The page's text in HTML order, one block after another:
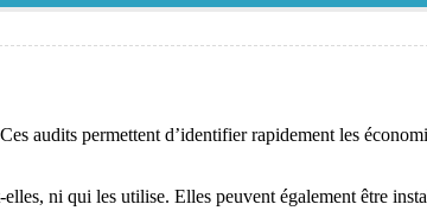
audits permettent d’identifier rapidement les
ni qui les utilise. Elles peuvent également être